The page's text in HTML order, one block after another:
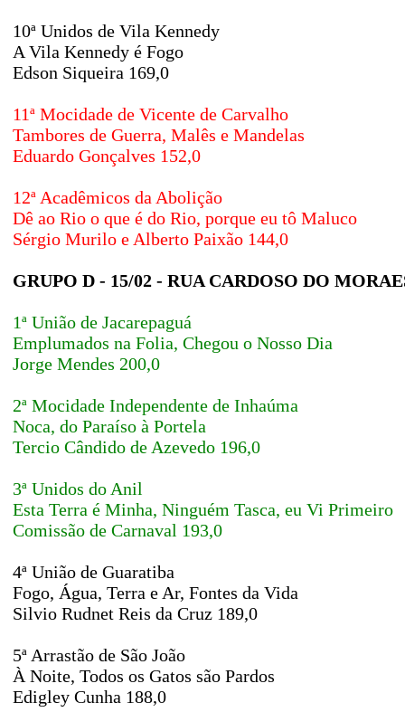
10ª Unidos de Vila Kennedy
A Vila Kennedy é Fogo
Edson Siqueira 169,0
11ª Mocidade de Vicente de Carvalho
Tambores de Guerra, Malês e Mandelas
Eduardo Gonçalves 152,0
12ª Acadêmicos da Abolição
Dê ao Rio o que é do Rio, porque eu tô Maluco
Sérgio Murilo e Alberto Paixão 144,0
GRUPO D - 15/02 - RUA CARDOSO DO
1ª União de Jacarepaguá
Emplumados na Folia, Chegou o Nosso Dia
Jorge Mendes 200,0
2ª Mocidade Independente de Inhaúma
Noca, do Paraíso à Portela
Tercio Cândido de Azevedo 196,0
3ª Unidos do Anil
Esta Terra é Minha, Ninguém Tasca, eu Vi Primeiro
Comissão de Carnaval 193,0
4ª União de Guaratiba
Fogo, Água, Terra e Ar, Fontes da Vida
Silvio Rudnet Reis da Cruz 189,0
5ª Arrastão de São João
À Noite, Todos os Gatos são Pardos
Edigley Cunha 188,0